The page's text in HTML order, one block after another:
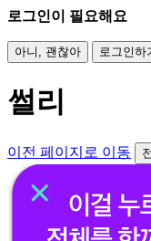
로그인이 필요해요
아니, 괜찮아 로그인하
썰리
이전 페이지로 이동